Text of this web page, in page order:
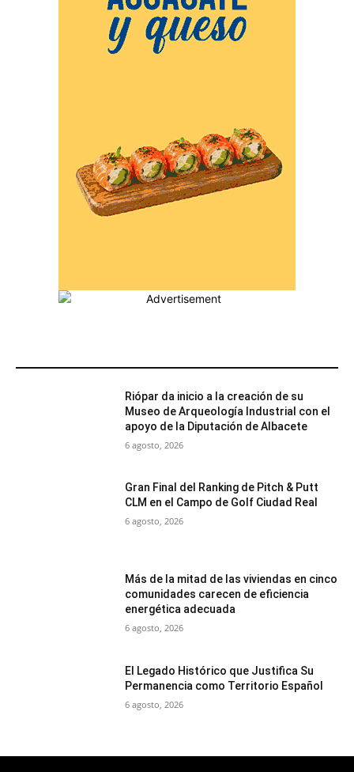
Riópar da inicio a la creación de su
Museo de Arqueología Industrial con el
apoyo de la Diputación de Albacete
6 agosto, 2026
Gran Final del Ranking de Pitch & Putt
CLM en el Campo de Golf Ciudad Real
6 agosto, 2026
Más de la mitad de las viviendas en cinco
comunidades carecen de eficiencia
energética adecuada
6 agosto, 2026
El Legado Histórico que Justifica Su
Permanencia como Territorio Español
6 agosto, 2026